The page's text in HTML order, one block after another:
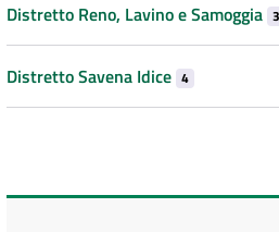
Distretto Reno, Lavino e Samoggia 3
Distretto Savena Idice 4